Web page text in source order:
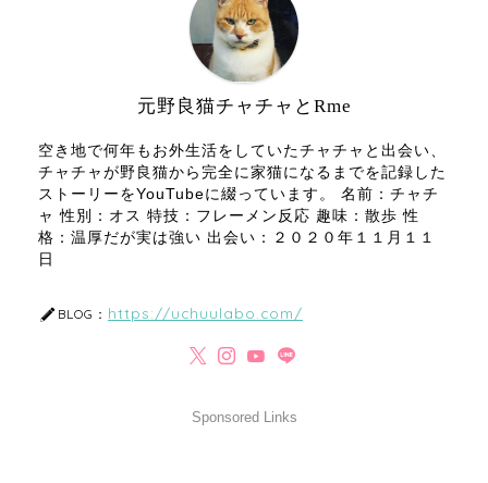
元野良猫チャチャとRme
空き地で何年もお外生活をしていたチャチャと出会い、
チャチャが野良猫から完全に家猫になるまでを記録した
ストーリーをYouTubeに綴っています。 名前：チャチ
ャ 性別：オス 特技：フレーメン反応 趣味：散歩 性
格：温厚だが実は強い 出会い：２０２０年１１月１１
日
BLOG： https://uchuulabo.com/
Sponsored Links